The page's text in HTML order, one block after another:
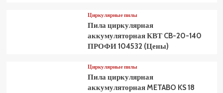
Циркулярные пилы
Пила циркулярная
аккумуляторная КВТ CB-20-140
ПРОФИ 104532 (Цены)
Циркулярные пилы
Пила циркулярная
аккумуляторная METABO KS 18